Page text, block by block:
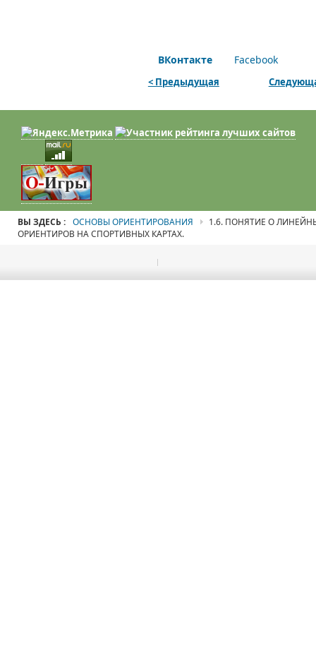
ВКонтакте Facebook
< Предыдущая
ВЫ ЗДЕСЬ : ОСНОВЫ ОРИЕНТИРОВАНИЯ
1.6. ПОНЯТИЕ О
ОРИЕНТИРОВ НА СПОРТИВНЫХ КАРТАХ.